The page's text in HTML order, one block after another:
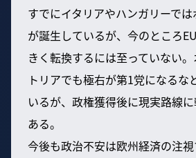
すでにイタリアやハンガリーで
が誕生しているが、今のところ
きく転換するには至っていない
トリアでも極右が第1党になるな
いるが、政権獲得後に現実路線
ある。
今後も政治不安は欧州経済の注